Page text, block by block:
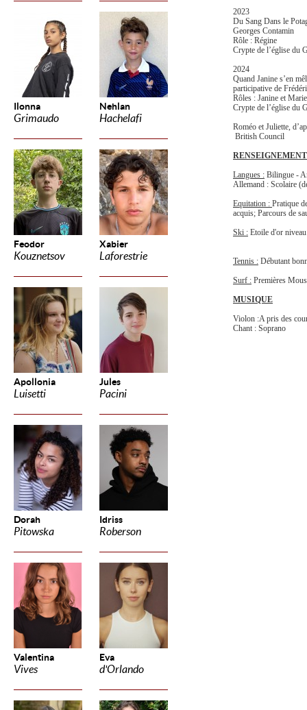
Ilonna
Grimaudo
Nehlan
Hachelafi
Feodor
Kouznetsov
Xabier
Laforestrie
Apollonia
Luisetti
Jules
Pacini
Dorah
Pitowska
Idriss
Roberson
Valentina
Vives
Eva
d'Orlando
2023
Du Sang Dans le
Georges Contamin
Rôle : Régine
Crypte de l’église du
2024
Quand Janine s’en
participative de
Rôles : Janine et
Crypte de l’église du
Roméo et Juliette,
British Council
Langues : Bilingue -
Allemand : Scolaire
Equitation : Pratique
acquis; Parcours de
Ski : Etoile d'or
Tennis : Débutant
Surf : Premières
MUSIQUE
Violon :A pris des
Chant : Soprano